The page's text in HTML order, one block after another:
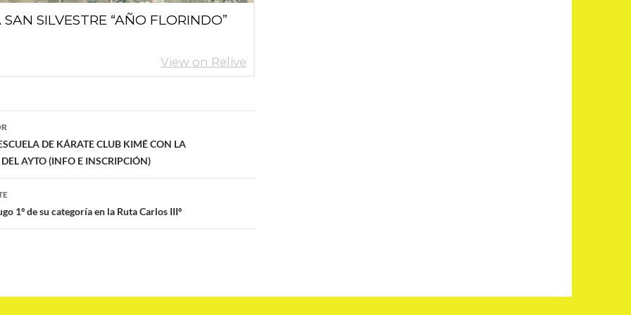
DE KÁRATE CLUB KIMÉ CON LA
AYTO (INFO E INSCRIPCIÓN)
1º de su categoría en la Ruta Carlos IIIº